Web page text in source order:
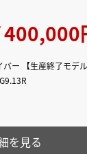
400,000
ー 【生産終了モデル
を見る